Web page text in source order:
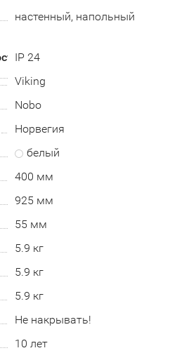
настенный, напольный
IP 24
Viking
Nobo
Норвегия
белый
400 мм
925 мм
55 мм
5.9 кг
5.9 кг
5.9 кг
Не накрывать!
10 лет